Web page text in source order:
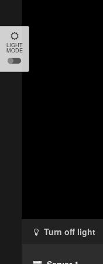
LIGHT
MODE
Turn off light